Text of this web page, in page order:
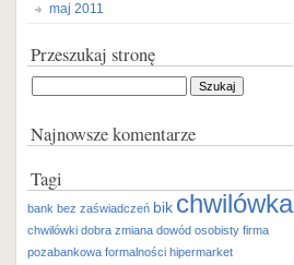
maj 2011
Przeszukaj stronę
Najnowsze komentarze
Tagi
bank bez zaświadczeń bik chwilówka
chwilówki dobra zmiana dowód osobisty firma
pozabankowa formalności hipermarket